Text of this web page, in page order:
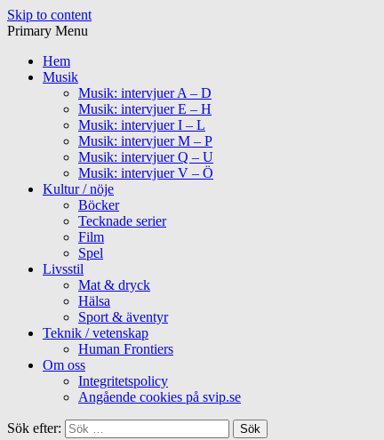
Skip to content
Primary Menu
Hem
Musik
Musik: intervjuer A – D
Musik: intervjuer E – H
Musik: intervjuer I – L
Musik: intervjuer M – P
Musik: intervjuer Q – U
Musik: intervjuer V – Ö
Kultur / nöje
Böcker
Tecknade serier
Film
Spel
Livsstil
Mat & dryck
Hälsa
Sport & äventyr
Teknik / vetenskap
Human Frontiers
Om oss
Integritetspolicy
Angående cookies på svip.se
Sök efter: